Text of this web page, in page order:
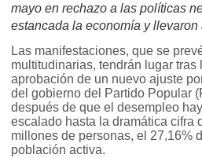
mayo en rechazo a las políticas
estancada la economía y
Las manifestaciones, que se
multitudinarias, tendrán lugar tras
aprobación de un nuevo ajuste
del gobierno del Partido Popular
después de que el desempleo
escalado hasta la dramática cifra
millones de personas, el 27,16%
población activa.